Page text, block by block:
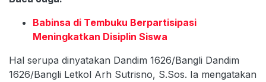
Babinsa di Tembuku Berpartisipasi
Meningkatkan Disiplin Siswa
Hal serupa dinyatakan Dandim 1626/Bangli Dandim
1626/Bangli Letkol Arh Sutrisno, S.Sos. Ia mengatakan